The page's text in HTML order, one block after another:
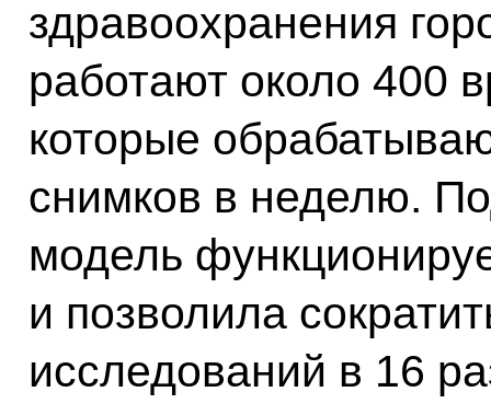
здравоохранения
работают около 400
которые
снимков в неделю.
модель
и позволила
исследований в 16